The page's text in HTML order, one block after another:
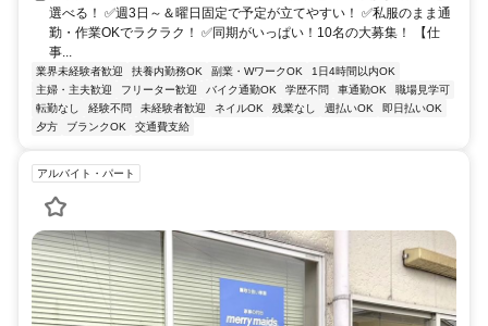
選べる！ ✅週3日～＆曜日固定で予定が立てやすい！ ✅私服のまま通
勤・作業OKでラクラク！ ✅同期がいっぱい！10名の大募集！ 【仕
事...
業界未経験者歓迎 扶養内勤務OK 副業・WワークOK
1日4時間以内OK
主婦・主夫歓迎
フリーター歓迎 バイク通勤OK 学歴不問 車通勤OK
職場見学可
転勤なし
経験不問 未経験者歓迎 ネイルOK 残業なし 週払いOK
即日払いOK
夕方
ブランクOK 交通費支給
アルバイト・パート